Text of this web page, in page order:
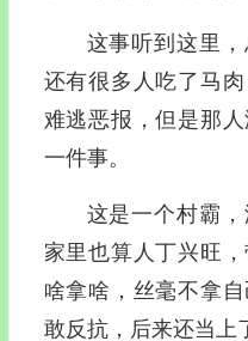
这事听到这里
还有很多人吃了马
难逃恶报，但是那
一件事。
这是一个村霸，
家里也算人丁兴旺
啥拿啥，丝毫不拿
敢反抗，后来还当上